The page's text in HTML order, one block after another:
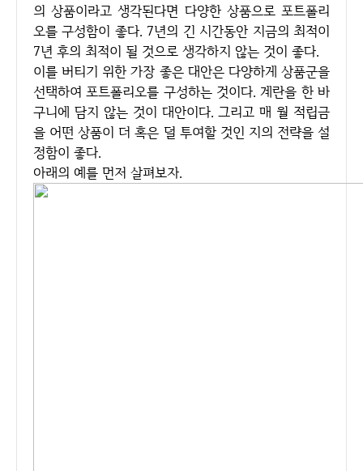
의 상품이라고 생각된다면 다양한 상품으로 포트폴리
오를 구성함이 좋다. 7년의 긴 시간동안 지금의 최적이
7년 후의 최적이 될 것으로 생각하지 않는 것이 좋다.
이를 버티기 위한 가장 좋은 대안은 다양하게 상품군을
선택하여 포트폴리오를 구성하는 것이다. 계란을 한 바
구니에 담지 않는 것이 대안이다. 그리고 매 월 적립금
을 어떤 상품이 더 혹은 덜 투여할 것인 지의 전략을 설
정함이 좋다.
아래의 예를 먼저 살펴보자.